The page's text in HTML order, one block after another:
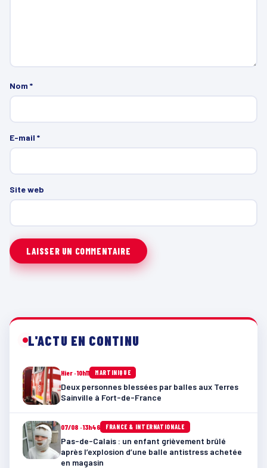
Nom *
E-mail *
Site web
L'ACTU EN CONTINU
Hier · 10h11 MARTINIQUE
Deux personnes blessées par balles aux Terres
Sainville à Fort-de-France
07/08 · 13h46 FRANCE & INTERNATIONALE
Pas-de-Calais : un enfant grièvement brûlé
après l’explosion d’une balle antistress achetée
en magasin